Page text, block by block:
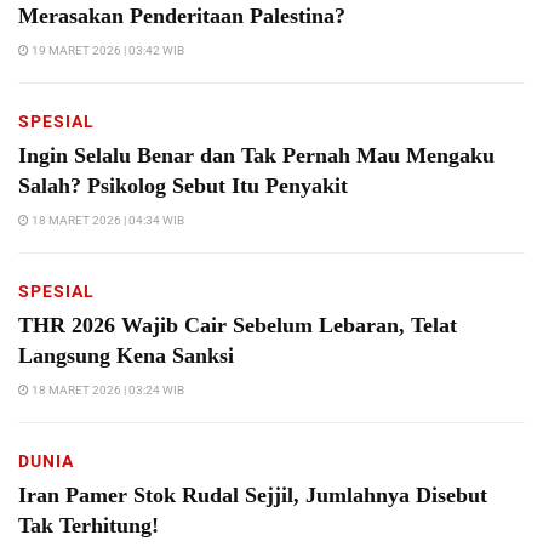
Merasakan Penderitaan Palestina?
19 MARET 2026 | 03:42 WIB
SPESIAL
Ingin Selalu Benar dan Tak Pernah Mau Mengaku
Salah? Psikolog Sebut Itu Penyakit
18 MARET 2026 | 04:34 WIB
SPESIAL
THR 2026 Wajib Cair Sebelum Lebaran, Telat
Langsung Kena Sanksi
18 MARET 2026 | 03:24 WIB
DUNIA
Iran Pamer Stok Rudal Sejjil, Jumlahnya Disebut
Tak Terhitung!